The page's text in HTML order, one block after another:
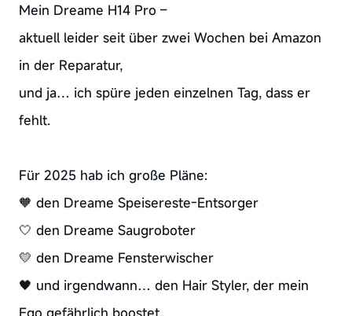
Mein Dreame H14 Pro –
aktuell leider seit über zwei Wochen bei Amazon
in der Reparatur,
und ja… ich spüre jeden einzelnen Tag, dass er
fehlt.
Für 2025 hab ich große Pläne:
🧡 den Dreame Speisereste-Entsorger
🤍 den Dreame Saugroboter
💛 den Dreame Fensterwischer
🖤 und irgendwann… den Hair Styler, der mein
Ego gefährlich boostet.